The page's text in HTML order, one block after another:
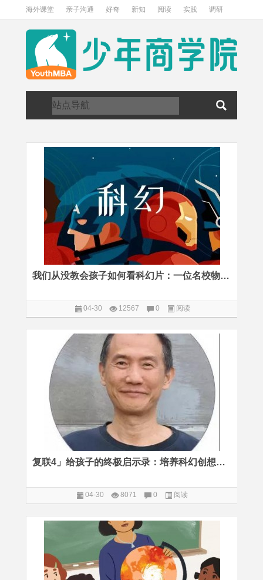
海外课堂 亲子沟通 好奇 新知 阅读 实践 调研
访谈 关于我们
我们从没教会孩子如何看科幻片：一位名校物理学博士的感悟
04-30 12567 0 阅读
复联4」给孩子的终极启示录：培养科幻创想力的四重境界
04-30 8071 0 阅读